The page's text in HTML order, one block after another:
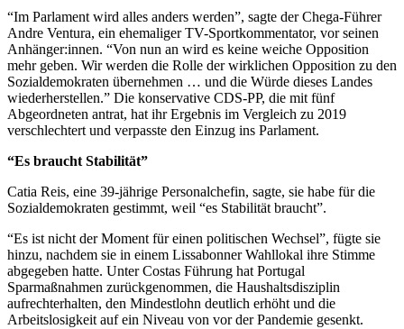
“Im Parlament wird alles anders werden”, sagte der Chega-Führer
Andre Ventura, ein ehemaliger TV-Sportkommentator, vor seinen
Anhänger:innen. “Von nun an wird es keine weiche Opposition
mehr geben. Wir werden die Rolle der wirklichen Opposition zu den
Sozialdemokraten übernehmen … und die Würde dieses Landes
wiederherstellen.” Die konservative CDS-PP, die mit fünf
Abgeordneten antrat, hat ihr Ergebnis im Vergleich zu 2019
verschlechtert und verpasste den Einzug ins Parlament.
“Es braucht Stabilität”
Catia Reis, eine 39-jährige Personalchefin, sagte, sie habe für die
Sozialdemokraten gestimmt, weil “es Stabilität braucht”.
“Es ist nicht der Moment für einen politischen Wechsel”, fügte sie
hinzu, nachdem sie in einem Lissabonner Wahllokal ihre Stimme
abgegeben hatte. Unter Costas Führung hat Portugal
Sparmaßnahmen zurückgenommen, die Haushaltsdisziplin
aufrechterhalten, den Mindestlohn deutlich erhöht und die
Arbeitslosigkeit auf ein Niveau von vor der Pandemie gesenkt.